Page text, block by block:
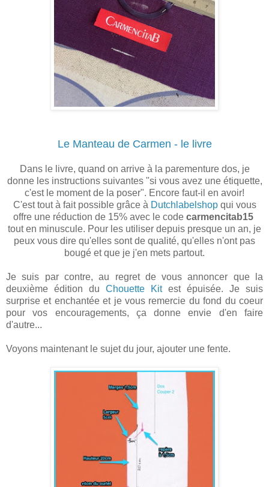
Le Manteau de Carmen - le livre
Dans le livre, quand on arrive à la parementure dos, je
donne les instructions suivantes "si vous avez une étiquette,
c'est le moment de la poser". Encore faut-il en avoir!
C'est tout à fait possible grâce à Dutchlabelshopqui vous
offre une réduction de 15% avec le code carmencitab15
tout en minuscule. Pour les utiliser depuis presque un an, je
peux vous dire qu'elles sont de qualité, qu'elles n'ont pas
bougé et que je j'en mets partout.
Je suis par contre, au regret de vous annoncer que la
deuxième édition du Chouette Kitest épuisée. Je suis
surprise et enchantée et je vous remercie du fond du coeur
pour vos encouragements, ça donne envie d'en faire
d'autre...
Voyons maintenant le sujet du jour, ajouter une fente.